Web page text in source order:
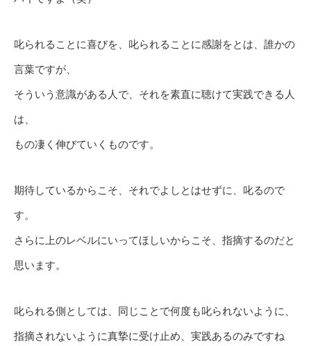
叱られることに喜びを、叱られることに感謝をとは、誰かの
言葉ですが、
そういう意識がある人で、それを素直に聴けて実践できる人
は、
もの凄く伸びていくものです。
期待しているからこそ、それでよしとはせずに、叱るので
す。
さらに上のレベルにいってほしいからこそ、指摘するのだと
思います。
叱られる側としては、同じことで何度も叱られないように、
指摘されないように真摯に受け止め、実践あるのみですね